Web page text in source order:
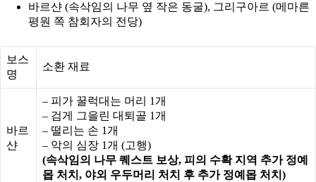
바르샨 (속삭임의 나무 옆 작은 동굴), 그리구아르 (메마른
평원 쪽 참회자의 전당)
보스
명
소환 재료
바르
샨
– 피가 꿀럭대는 머리 1개
– 검게 그을린 대퇴골 1개
– 떨리는 손 1개
– 악의 심장 1개 (고행)
(속삭임의 나무 퀘스트 보상, 피의 수확 지역 추가 정예
몹 처치, 야외 우두머리 처치 후 추가 정예몹 처치)